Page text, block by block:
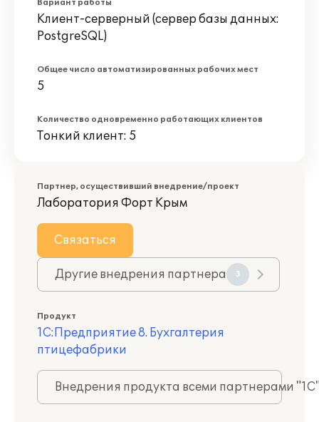
Вариант работы
Клиент-серверный (сервер базы данных:
PostgreSQL)
Общее число автоматизированных рабочих мест
5
Количество одновременно работающих клиентов
Тонкий клиент: 5
Партнер, осуществивший внедрение/проект
Лаборатория Форт Крым
Связаться
Другие внедрения партнера 3
Продукт
1С:Предприятие 8. Бухгалтерия
птицефабрики
Внедрения продукта всеми партнерами